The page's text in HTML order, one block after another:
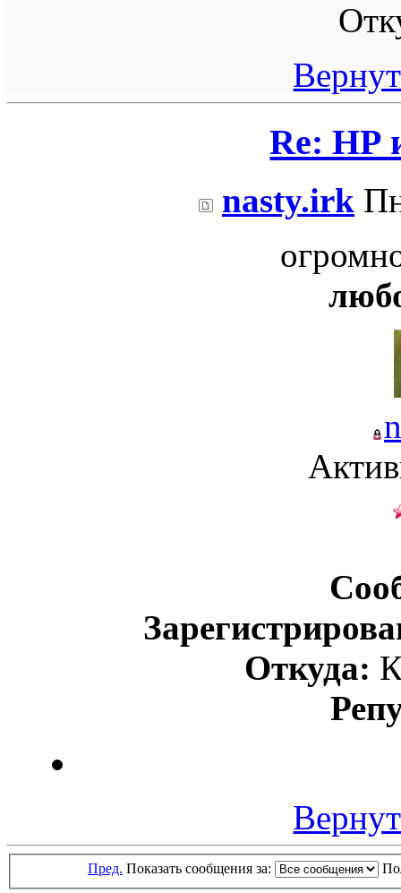
Re: НР
nasty.irk
Откуда:
Пред. Показать сообщения за: